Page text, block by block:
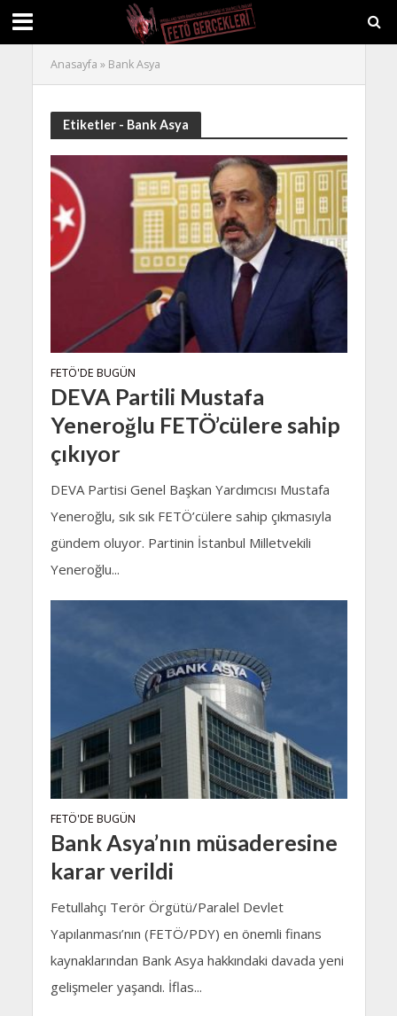
Anasayfa » Bank Asya
Etiketler - Bank Asya
FETÖ'DE BUGÜN
DEVA Partili Mustafa
Yeneroğlu FETÖ’cülere sahip
çıkıyor
DEVA Partisi Genel Başkan Yardımcısı Mustafa
Yeneroğlu, sık sık FETÖ’cülere sahip çıkmasıyla
gündem oluyor. Partinin İstanbul Milletvekili
Yeneroğlu...
FETÖ'DE BUGÜN
Bank Asya’nın müsaderesine
karar verildi
Fetullahçı Terör Örgütü/Paralel Devlet
Yapılanması’nın (FETÖ/PDY) en önemli finans
kaynaklarından Bank Asya hakkındaki davada yeni
gelişmeler yaşandı. İflas...